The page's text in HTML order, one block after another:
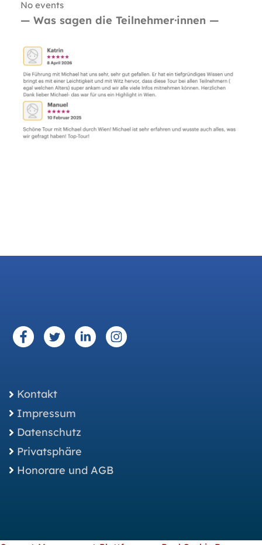
No events
— Was sagen die Teilnehmer·innen —
Kontakt
Impressum
Datenschutz
Privatsphäre
Honorare und AGB